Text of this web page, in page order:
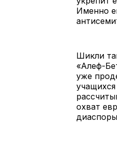
Именно
Шикли
«Алеф-
уже
охват